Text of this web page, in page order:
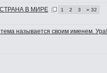
В МИРЕ 1 2 3 » 32
тема называется своим именем. Ура!